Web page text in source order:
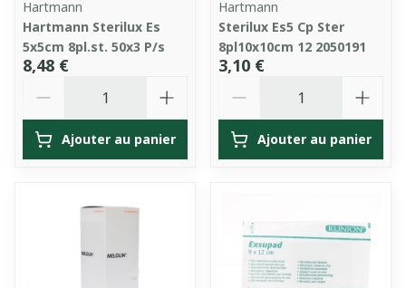
Hartmann
Hartmann Sterilux Es
5x5cm 8pl.st. 50x3 P/s
8,48 €
Ajouter au panier
Hartmann
Sterilux Es5 Cp Ster
8pl10x10cm 12 2050191
3,10 €
Ajouter au panier